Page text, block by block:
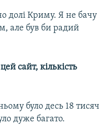
долі Криму. Я не бачу
але був би радий
сайт, кількість
було десь 18 тисяч
дуже багато.